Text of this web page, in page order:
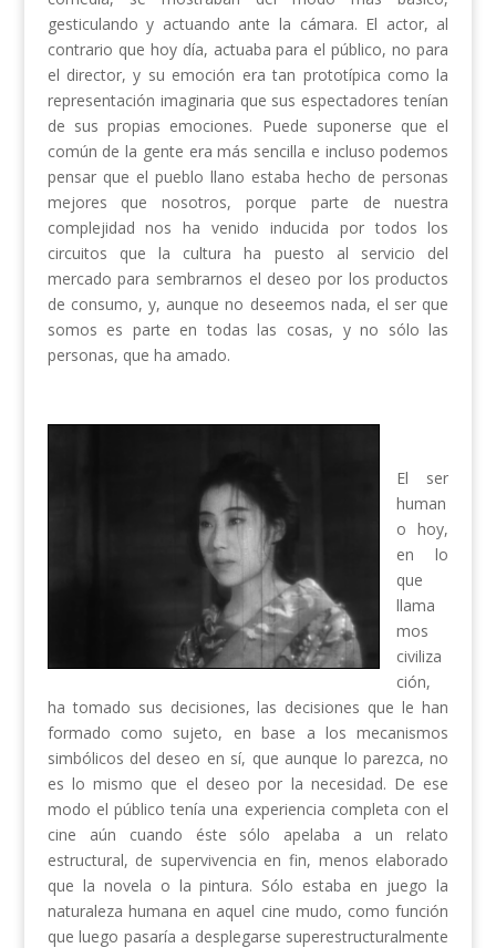
gesticulando y actuando ante la cámara. El actor, al
contrario que hoy día, actuaba para el público, no para
el director, y su emoción era tan prototípica como la
representación imaginaria que sus espectadores tenían
de sus propias emociones. Puede suponerse que el
común de la gente era más sencilla e incluso podemos
pensar que el pueblo llano estaba hecho de personas
mejores que nosotros, porque parte de nuestra
complejidad nos ha venido inducida por todos los
circuitos que la cultura ha puesto al servicio del
mercado para sembrarnos el deseo por los productos
de consumo, y, aunque no deseemos nada, el ser que
somos es parte en todas las cosas, y no sólo las
personas, que ha amado.
El ser
human
o hoy,
en lo
que
llama
mos
civiliza
ción,
ha tomado sus decisiones, las decisiones que le han
formado como sujeto, en base a los mecanismos
simbólicos del deseo en sí, que aunque lo parezca, no
es lo mismo que el deseo por la necesidad. De ese
modo el público tenía una experiencia completa con el
cine aún cuando éste sólo apelaba a un relato
estructural, de supervivencia en fin, menos elaborado
que la novela o la pintura. Sólo estaba en juego la
naturaleza humana en aquel cine mudo, como función
que luego pasaría a desplegarse superestructuralmente